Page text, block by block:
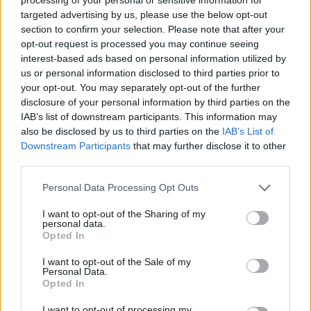
targeted advertising by us, please use the below opt-out
section to confirm your selection. Please note that after your
opt-out request is processed you may continue seeing
interest-based ads based on personal information utilized by
us or personal information disclosed to third parties prior to
your opt-out. You may separately opt-out of the further
disclosure of your personal information by third parties on the
IAB’s list of downstream participants. This information may
also be disclosed by us to third parties on the IAB’s List of
Downstream Participants that may further disclose it to other
Personal Data Processing Opt Outs
I want to opt-out of the Sharing of my
personal data.
Opted In
I want to opt-out of the Sale of my
Personal Data.
Opted In
ΔΕΙΤΕ ΕΠΙΣΗΣ
ΣΤΗΝ ΙΔΙΑ ΚΑΤΗΓΟΡΙΑ
Κατερίνα Παπουτσάκη: Ποζάρει
θάλασσα σε καλοκαιρινή
διάθεση
Η ηθοποιός μοιράστηκε στιγμές από την
ρόλος που άλλαξε τα πάντα για